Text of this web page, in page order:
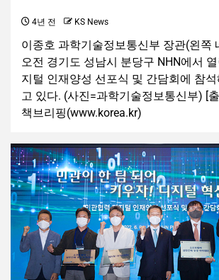
4년 전 KS News
이종호 과학기술정보통신부 장관(왼쪽
오전 경기도 성남시 분당구 NHN에서
지털 인재양성 선포식 및 간담회에 참
고 있다. (사진=과학기술정보통신부) [
책브리핑(www.korea.kr)